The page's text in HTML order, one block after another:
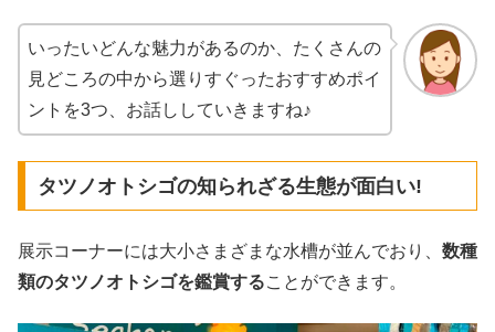
いったいどんな魅力があるのか、たくさんの
見どころの中から選りすぐったおすすめポイ
ントを3つ、お話ししていきますね♪
タツノオトシゴの知られざる生態が面白い!
展示コーナーには大小さまざまな水槽が並んでおり、 数種
類のタツノオトシゴを鑑賞することができます。